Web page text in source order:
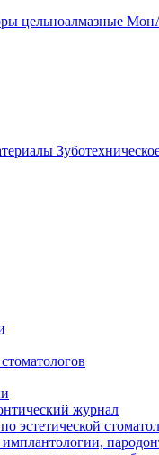
цельноалмазные
журнал
эстетической